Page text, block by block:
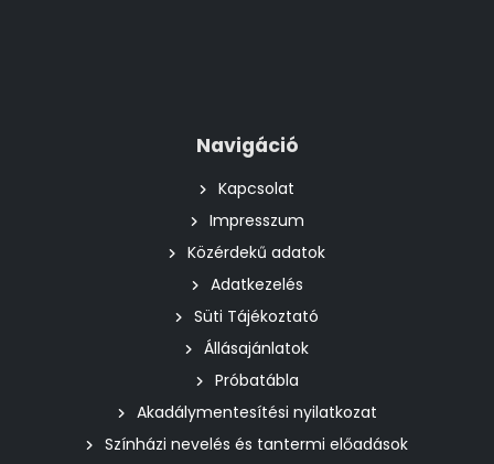
Navigáció
Kapcsolat
Impresszum
Közérdekű adatok
Adatkezelés
Süti Tájékoztató
Állásajánlatok
Próbatábla
Akadálymentesítési nyilatkozat
Színházi nevelés és tantermi előadások